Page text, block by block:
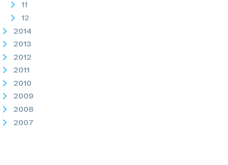
11
12
2014
2013
2012
2011
2010
2009
2008
2007